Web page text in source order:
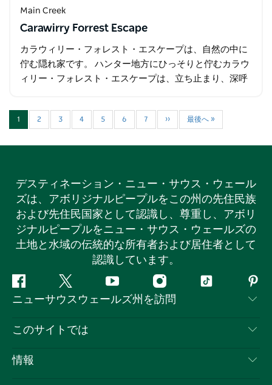
Main Creek
Carawirry Forrest Escape
カラウィリー・フォレスト・エスケープは、自然の中に
佇む隠れ家です。 ハンター地方にひっそりと佇むカラウ
ィリー・フォレスト・エスケープは、立ち止まり、深呼
大な私有地に囲まれた…
1 2 3 4 5 6 7 ›› 最後へ »
デスティネーション・ニュー・サウス・ウェール
ズは、アボリジナルピープルをこの州の先住民族
および先住民国家として認識し、尊重し、アボリ
ジナルピープルをニュー・サウス・ウェールズの
土地と水域の伝統的な所有者および居住者として
認識しています。
フ
ェ
ス
ッ
ツ
イ
タ
ユ
ー
イ
ン
テ
ピ
ン
レ
ト
ニューサウスウェールズ州を訪問
お問い合わせ
このサイトでは
目的地
情報